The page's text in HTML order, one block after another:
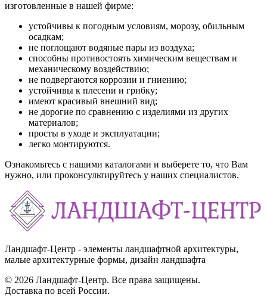
изготовленные в нашей фирме:
устойчивы к погодным условиям, морозу, обильным
осадкам;
не поглощают водяные пары из воздуха;
способны противостоять химическим веществам и
механическому воздействию;
не подвергаются коррозии и гниению;
устойчивы к плесени и грибку;
имеют красивый внешний вид;
не дорогие по сравнению с изделиями из других
материалов;
просты в уходе и эксплуатации;
легко монтируются.
Ознакомьтесь с нашими каталогами и выберете то, что Вам
нужно, или проконсультируйтесь у наших специалистов.
Ландшафт-Центр - элементы ландшафтной архитектуры,
малые архитектурные формы, дизайн ландшафта
© 2026 Ландшафт-Центр. Все права защищены.
Доставка по всей России.